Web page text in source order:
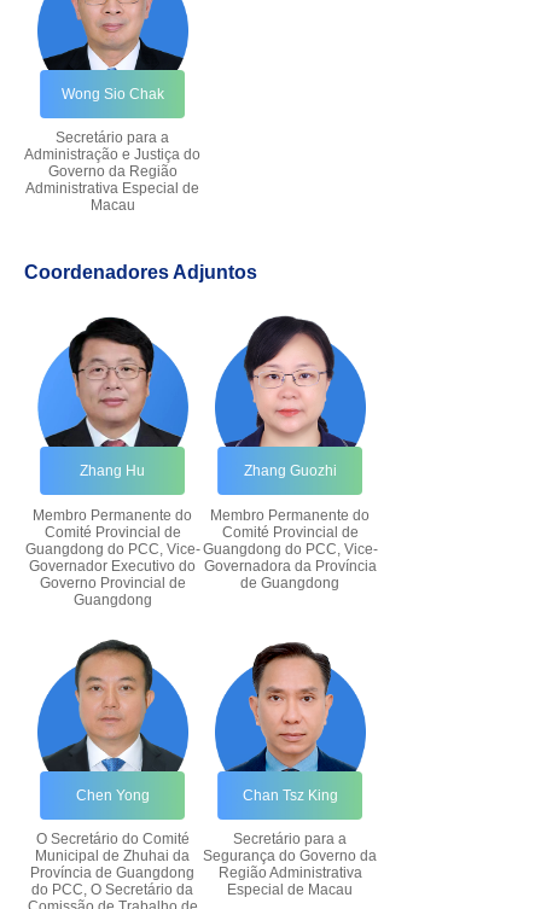
Wong Sio Chak
Secretário para a
Administração e Justiça do
Governo da Região
Administrativa Especial de
Macau
Coordenadores Adjuntos
Zhang Hu
Membro Permanente do
Comité Provincial de
Guangdong do PCC, Vice-
Governador Executivo do
Governo Provincial de
Guangdong
Zhang Guozhi
Membro Permanente do
Comité Provincial de
Guangdong do PCC, Vice-
Governadora da Província
de Guangdong
Chen Yong
O Secretário do Comité
Municipal de Zhuhai da
Província de Guangdong
do PCC, O Secretário da
Chan Tsz King
Secretário para a
Segurança do Governo da
Região Administrativa
Especial de Macau